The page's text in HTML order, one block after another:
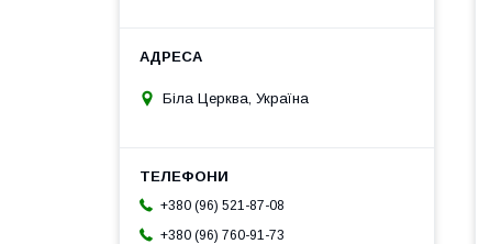
Біла Церква, Україна
+380 (96) 521-87-08
+380 (96) 760-91-73